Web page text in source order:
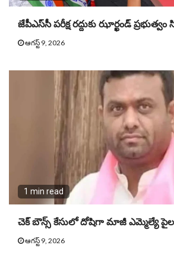
జేపీఎస్‌సీ పరీక్ష రద్దుకు ఝార్ఖండ్ ప్రభుత్వం
ఆగస్ట్ 9, 2026
1 min read
చెక్ బౌన్స్ కేసులో దోషిగా మాజీ ఎమ్మెల్యే
ఆగస్ట్ 9, 2026